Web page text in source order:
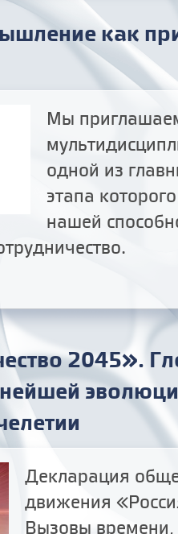
как
Мы
одной из
этапа
нашей
2045».
Декларация
движения
Вызовы